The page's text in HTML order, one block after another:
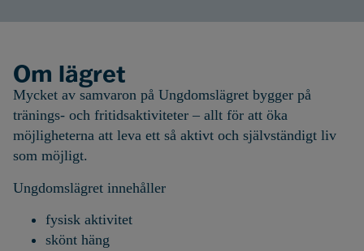
Om lägret
Mycket av samvaron på Ungdomslägret bygger på
tränings- och fritidsaktiviteter – allt för att öka
möjligheterna att leva ett så aktivt och självständigt liv
som möjligt.
Ungdomslägret innehåller
fysisk aktivitet
skönt häng